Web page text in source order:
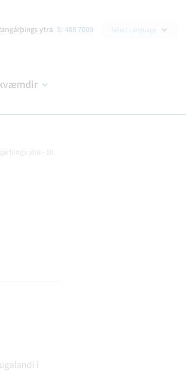
ytra S: 488 7000 Select Language
ytra - 10.
í